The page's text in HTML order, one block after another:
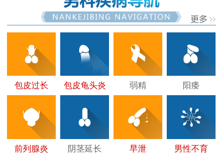
包皮过长 包皮龟头炎 弱精 阳痿
前列腺炎 阴茎延长 早泄 男性不育